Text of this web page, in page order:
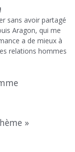
sans avoir partagé
Aragon, qui me
a de mieux à
relations hommes
»